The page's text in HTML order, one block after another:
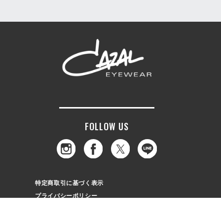
FOLLOW US
特定商取引に基づく表示
プライバシーポリシー